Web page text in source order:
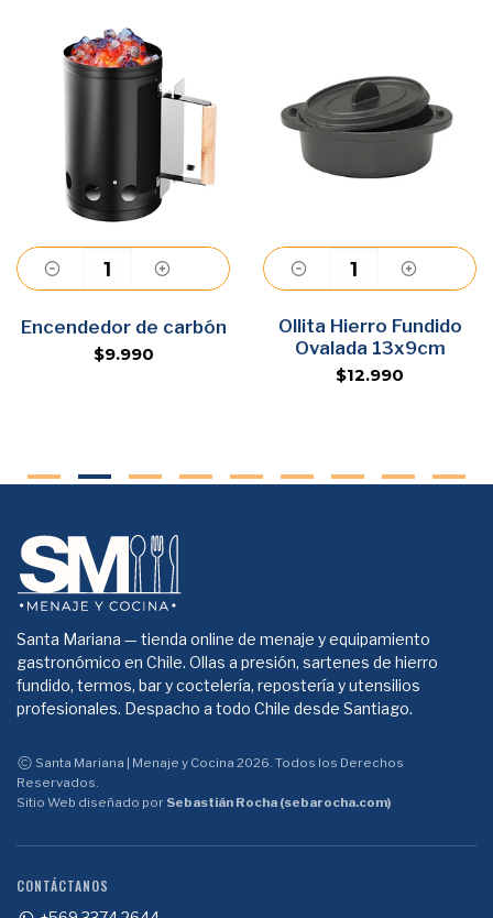
Agregar
Encendedor de carbón
$9.990
Agregar
Ollita Hierro Fundido
Ovalada 13x9cm
$12.990
Santa Mariana — tienda online de menaje y equipamiento
gastronómico en Chile. Ollas a presión, sartenes de hierro
fundido, termos, bar y coctelería, repostería y utensilios
profesionales. Despacho a todo Chile desde Santiago.
Santa Mariana | Menaje y Cocina 2026. Todos los Derechos
Reservados.
Sitio Web diseñado por Sebastián Rocha (sebarocha.com)
CONTÁCTANOS